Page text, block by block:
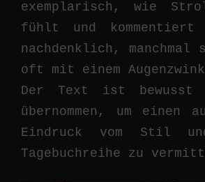
exemplarisch, wie
fühlt und kommentiert
nachdenklich,
oft mit einem
Der Text ist bewusst
übernommen, um einen
Eindruck vom Stil
Tagebuchreihe zu